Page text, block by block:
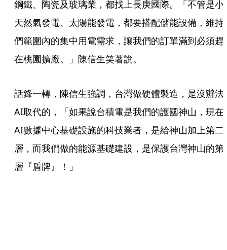
鋼鐵、陶瓷及玻璃業，都找上長庚國際。「不管是小
天然氣發電、太陽能發電，都要搭配儲能設備，維持
們範圍內的集中用電需求，讓我們的訂單滿到必須趕
在桃園擴廠。」陳信生笑著說。
話鋒一轉，陳信生強調，台灣做硬體製造，是沒辦法
AI取代的，「如果說台積電是我們的護國神山，現在
AI數據中心基礎設施的科技業者，是給神山加上第二
層，而我們做的能源基礎建設，是保護台灣神山的第
層『盾牌』！」